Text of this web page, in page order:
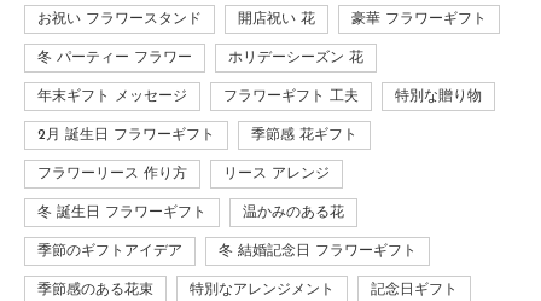
お祝い フラワースタンド 開店祝い 花 豪華 フラワーギフト
冬 パーティー フラワー ホリデーシーズン 花
年末ギフト メッセージ フラワーギフト 工夫 特別な贈り物
2月 誕生日 フラワーギフト 季節感 花ギフト
フラワーリース 作り方 リース アレンジ
冬 誕生日 フラワーギフト 温かみのある花
季節のギフトアイデア 冬 結婚記念日 フラワーギフト
季節感のある花束 特別なアレンジメント 記念日ギフト